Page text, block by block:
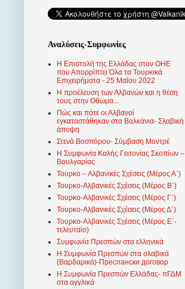
Αναλύσεις-Συμφωνίες
Η Επιστολή της Ελλάδας στον ΟΗΕ
που Απορρίπτει Όλα τα Τουρκικά
Επιχειρήματα - 25 Μαΐου 2022
Η προέλευση των Αλβανών και η θέση
τους στην Οθωμα...
Πώς και πότε οι Αλβανοί
εγκαταστάθηκαν στα Βαλκάνια- Σλαβική
άποψη
Στενά Βοσπόρου- Σύμβαση Μοντρέ
Η Συμφωνία Καλής Γειτονίας Σκοπίων –
Βουλγαρίας
Τουρκο – Αλβανικές Σχέσεις (Mέρος Α΄)
Τουρκο-Αλβανικές Σχέσεις (Μέρος Β΄)
Τουρκο-Αλβανικές Σχέσεις (Μέρος Γ΄)
Τουρκο-Αλβανικές Σχέσεις (Μέρος Δ΄)
Τουρκο-Αλβανικές Σχέσεις (Μέρος Ε΄-
τελευταίο)
Συμφωνία Πρεσπών στα ελληνικά
Η Συμφωνία Πρεσπών στα σλαβικά
(Βαρδαρικά)-Преспански договор
Η Συμφωνία Πρεσπών Ελλάδας- πΓΔΜ
στα αγγλικά